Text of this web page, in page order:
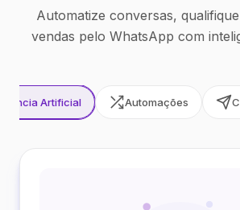
Automatize conversas,
vendas pelo WhatsApp com
Artificial Automações